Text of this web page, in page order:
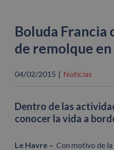
Boluda Francia
de remolque en
04/02/2015 | Noticias
Dentro de las
conocer la vida a
Le Havre – Con motivo de